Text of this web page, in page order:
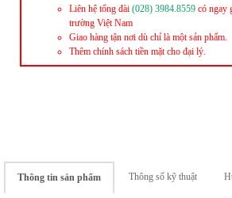
Liên hệ tổng đài (028) 3984.8559 có ngay
trường Việt Nam
Giao hàng tận nơi dù chỉ là một sản phẩm.
Thêm chính sách tiền mặt cho đại lý.
Thông tin sản phẩm Thông số kỹ thuật